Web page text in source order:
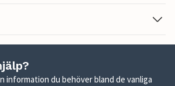
information du behöver bland de vanliga